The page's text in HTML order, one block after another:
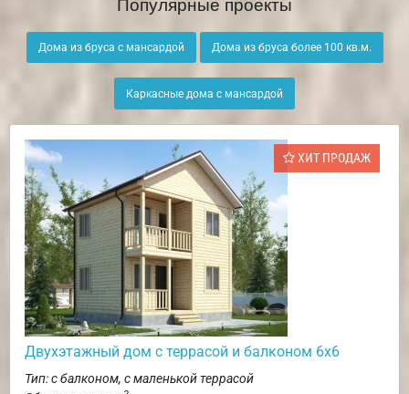
Дома из бруса с мансардой Дома из бруса более 100 кв.м.
Каркасные дома с мансардой
ХИТ ПРОДАЖ
Двухэтажный дом с террасой и балконом 6х6
Тип: с балконом, с маленькой террасой